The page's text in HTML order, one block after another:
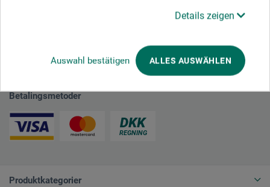
Details zeigen
Auswahl bestätigen ALLES AUSWÄHLEN
Betalingsmetoder
Produktkategorier